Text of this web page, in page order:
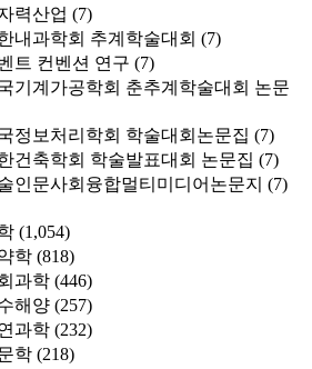
력산업 (7)
내과학회 추계학술대회 (7)
트 컨벤션 연구 (7)
기계가공학회 춘추계학술대회 논문
정보처리학회 학술대회논문집 (7)
건축학회 학술발표대회 논문집 (7)
인문사회융합멀티미디어논문지 (7)
(1,054)
학 (818)
과학 (446)
해양 (257)
과학 (232)
학 (218)